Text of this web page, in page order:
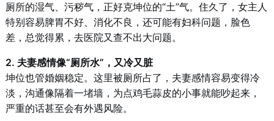
厕所的湿气、污秽气，正好克坤位的“土”气。住久了，女主人
特别容易脾胃不好、消化不良，还可能有妇科问题，脸色
差，总觉得累，去医院又查不出大问题。
2. 夫妻感情像“厕所水”，又冷又脏
坤位也管婚姻稳定。这里被厕所占了，夫妻感情容易变得冷
淡，沟通像隔着一堵墙，为点鸡毛蒜皮的小事就能吵起来，
严重的话甚至会有外遇风险。